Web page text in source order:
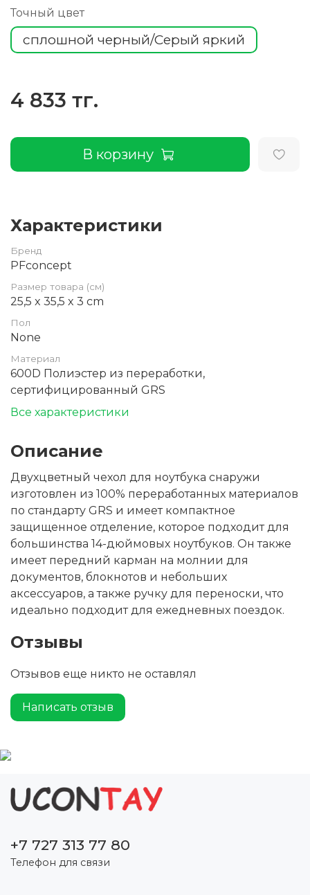
Точный цвет
сплошной черный/Серый яркий
4 833 тг.
В корзину
Характеристики
Бренд
PFconcept
Размер товара (см)
25,5 x 35,5 x 3 cm
Пол
None
Материал
600D Полиэстер из переработки,
сертифицированный GRS
Все характеристики
Описание
Двухцветный чехол для ноутбука снаружи
изготовлен из 100% переработанных материалов
по стандарту GRS и имеет компактное
защищенное отделение, которое подходит для
большинства 14-дюймовых ноутбуков. Он также
имеет передний карман на молнии для
документов, блокнотов и небольших
аксессуаров, а также ручку для переноски, что
идеально подходит для ежедневных поездок.
Отзывы
Отзывов еще никто не оставлял
Написать отзыв
+7 727 313 77 80
Телефон для связи